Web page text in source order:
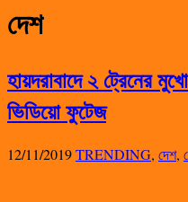
দেশ
হায়দরাবাদে ২ ট্রেনের
ভিডিয়ো ফুটেজ
12/11/2019TRENDING, দেশ,